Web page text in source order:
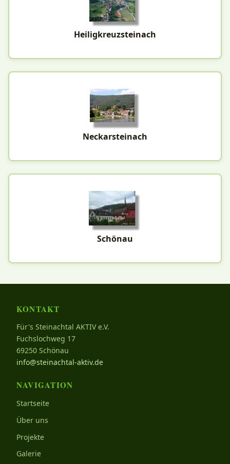
Heiligkreuzsteinach
Neckarsteinach
Schönau
KONTAKT
Für's Steinachtal AKTIV e.V.
Fuchslochweg 17
69250 Schönau
info@steinachtal-aktiv.de
NAVIGATION
Startseite
Über uns
Projekte
Galerie